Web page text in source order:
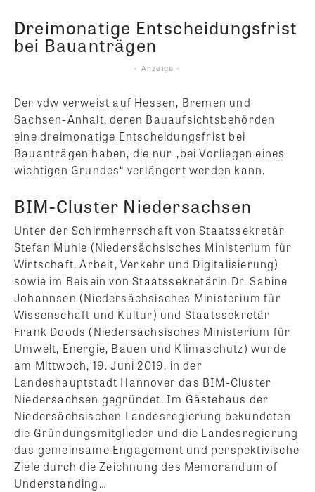
Dreimonatige Entscheidungsfrist
bei Bauanträgen
- Anzeige -
Der vdw verweist auf Hessen, Bremen und
Sachsen-Anhalt, deren Bauaufsichtsbehörden
eine dreimonatige Entscheidungsfrist bei
Bauanträgen haben, die nur „bei Vorliegen eines
wichtigen Grundes“ verlängert werden kann.
BIM-Cluster Niedersachsen
Unter der Schirmherrschaft von Staatssekretär
Stefan Muhle (Niedersächsisches Ministerium für
Wirtschaft, Arbeit, Verkehr und Digitalisierung)
sowie im Beisein von Staatssekretärin Dr. Sabine
Johannsen (Niedersächsisches Ministerium für
Wissenschaft und Kultur) und Staatssekretär
Frank Doods (Niedersächsisches Ministerium für
Umwelt, Energie, Bauen und Klimaschutz) wurde
am Mittwoch, 19. Juni 2019, in der
Landeshauptstadt Hannover das BIM-Cluster
Niedersachsen gegründet. Im Gästehaus der
Niedersächsischen Landesregierung bekundeten
die Gründungsmitglieder und die Landesregierung
das gemeinsame Engagement und perspektivische
Ziele durch die Zeichnung des Memorandum of
Understanding…